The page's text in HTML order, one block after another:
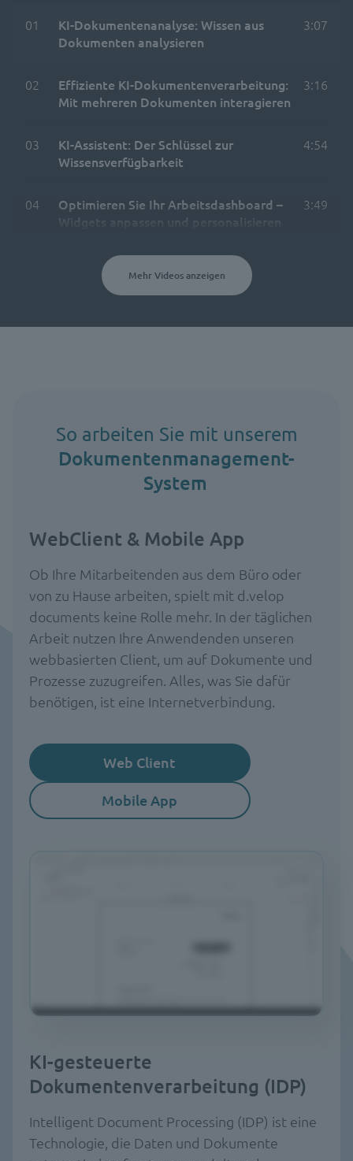
01
KI-Dokumentenanalyse: Wissen aus
Dokumenten analysieren
3:07
02
Effiziente KI-Dokumentenverarbeitung:
Mit mehreren Dokumenten interagieren
3:16
03
KI-Assistent: Der Schlüssel zur
Wissensverfügbarkeit
4:54
04
Optimieren Sie Ihr Arbeitsdashboard –
Widgets anpassen und personalisieren
3:49
Mehr Videos anzeigen
So arbeiten Sie mit unserem
Dokumentenmanagement-
System
WebClient & Mobile App
Ob Ihre Mitarbeitenden aus dem Büro oder
von zu Hause arbeiten, spielt mit d.velop
documents keine Rolle mehr. In der täglichen
Arbeit nutzen Ihre Anwendenden unseren
webbasierten Client, um auf Dokumente und
Prozesse zuzugreifen. Alles, was Sie dafür
benötigen, ist eine Internetverbindung.
Web Client
Mobile App
KI-gesteuerte
Dokumentenverarbeitung (IDP)
Intelligent Document Processing (IDP) ist eine
Technologie, die Daten und Dokumente